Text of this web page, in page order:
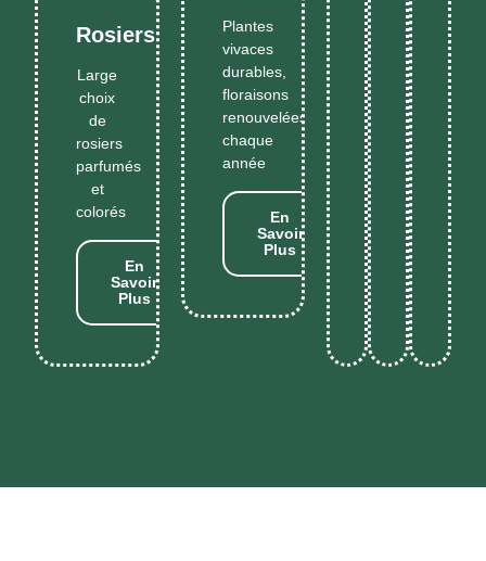
Rosiers
Large
choix
de
rosiers
parfumés
et
colorés
En
Savoir
Plus
Plantes
vivaces
durables,
floraisons
renouvelées
chaque
année
En
Savoir
Plus